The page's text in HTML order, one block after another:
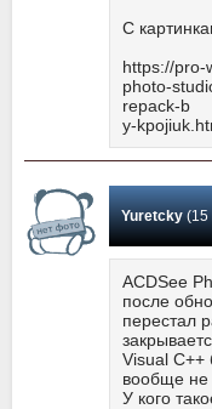
С
https://pro-
photo-
repack-b
y-
Yuretcky(15
ACDSee
после
перестал
Visual C++
вообще не
У кого